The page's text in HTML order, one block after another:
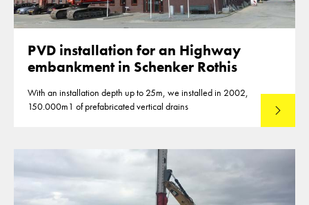
PVD installation for an Highway
embankment in Schenker Rothis
With an installation depth up to 25m, we installed in 2002,
150.000m1 of prefabricated vertical drains
Lees